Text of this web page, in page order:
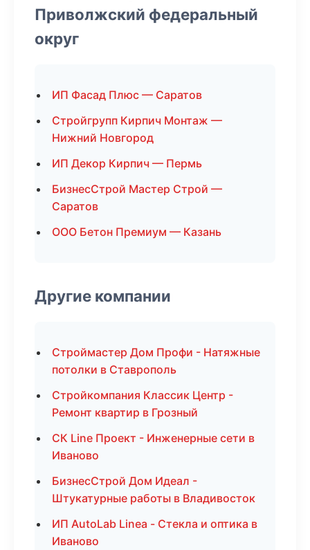
Приволжский федеральный
округ
ИП Фасад Плюс — Саратов
Стройгрупп Кирпич Монтаж —
Нижний Новгород
ИП Декор Кирпич — Пермь
БизнесСтрой Мастер Строй —
Саратов
ООО Бетон Премиум — Казань
Другие компании
Строймастер Дом Профи - Натяжные
потолки в Ставрополь
Стройкомпания Классик Центр -
Ремонт квартир в Грозный
СК Line Проект - Инженерные сети в
Иваново
БизнесСтрой Дом Идеал -
Штукатурные работы в Владивосток
ИП AutoLab Linea - Стекла и оптика в
Иваново